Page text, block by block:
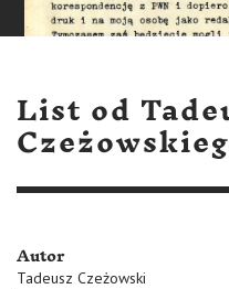
List od
Autor
Tadeusz Czeżowski